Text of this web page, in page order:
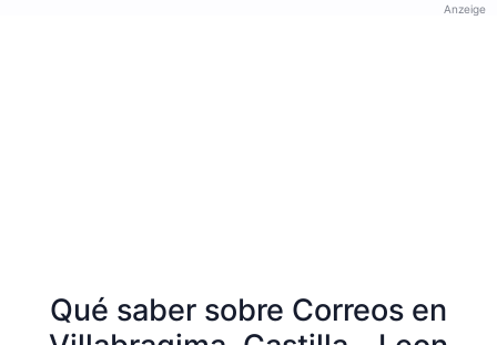
Anzeige
Qué saber sobre Correos en